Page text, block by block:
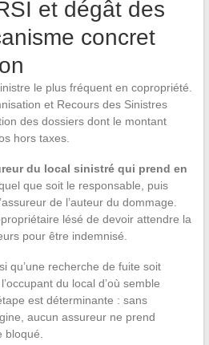
et dégât des
concret
le plus fréquent en copropriété.
et Recours des Sinistres
des dossiers dont le montant
hors taxes.
du local sinistré qui prend en
que soit le responsable, puis
de l’auteur du dommage.
lésé de devoir attendre la
pour être indemnisé.
qu’une recherche de fuite soit
du local d’où semble
est déterminante : sans
aucun assureur ne prend
bloqué.